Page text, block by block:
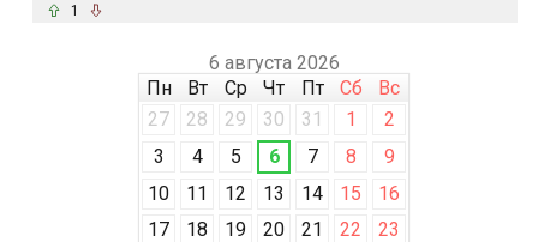
1
6 августа 2026
Пн
Вт Ср Чт Пт Сб
Вс
27
28 29 30 31 1
2
3
4 5 6 7 8
9
10
11 12 13 14 15
16
17
18 19 20 21 22
23